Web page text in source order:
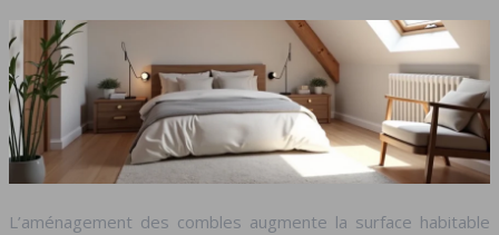
L’aménagement des combles augmente la surface habitable